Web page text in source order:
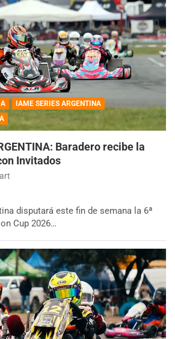
IAME SERIES ARGENTINA
Baradero recibe la
Invitados
disputará este fin de semana la 6ª
Cup 2026…